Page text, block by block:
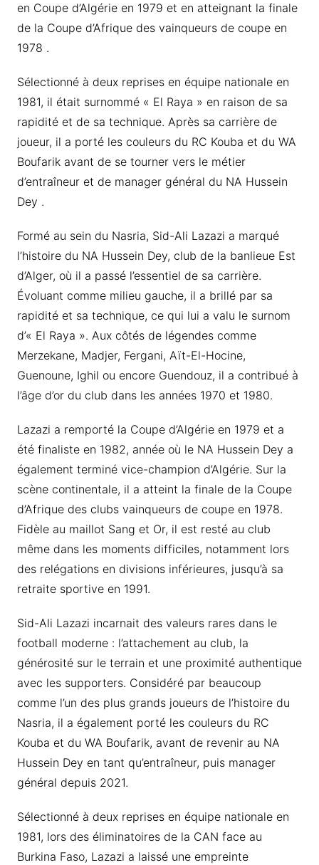
en Coupe d’Algérie en 1979 et en atteignant la finale
de la Coupe d’Afrique des vainqueurs de coupe en
1978 .
Sélectionné à deux reprises en équipe nationale en
1981, il était surnommé « El Raya » en raison de sa
rapidité et de sa technique. Après sa carrière de
joueur, il a porté les couleurs du RC Kouba et du WA
Boufarik avant de se tourner vers le métier
d’entraîneur et de manager général du NA Hussein
Dey .
Formé au sein du Nasria, Sid-Ali Lazazi a marqué
l’histoire du NA Hussein Dey, club de la banlieue Est
d’Alger, où il a passé l’essentiel de sa carrière.
Évoluant comme milieu gauche, il a brillé par sa
rapidité et sa technique, ce qui lui a valu le surnom
d’« El Raya ». Aux côtés de légendes comme
Merzekane, Madjer, Fergani, Aït-El-Hocine,
Guenoune, Ighil ou encore Guendouz, il a contribué à
l’âge d’or du club dans les années 1970 et 1980.
Lazazi a remporté la Coupe d’Algérie en 1979 et a
été finaliste en 1982, année où le NA Hussein Dey a
également terminé vice-champion d’Algérie. Sur la
scène continentale, il a atteint la finale de la Coupe
d’Afrique des clubs vainqueurs de coupe en 1978.
Fidèle au maillot Sang et Or, il est resté au club
même dans les moments difficiles, notamment lors
des relégations en divisions inférieures, jusqu’à sa
retraite sportive en 1991.
Sid-Ali Lazazi incarnait des valeurs rares dans le
football moderne : l’attachement au club, la
générosité sur le terrain et une proximité authentique
avec les supporters. Considéré par beaucoup
comme l’un des plus grands joueurs de l’histoire du
Nasria, il a également porté les couleurs du RC
Kouba et du WA Boufarik, avant de revenir au NA
Hussein Dey en tant qu’entraîneur, puis manager
général depuis 2021.
Sélectionné à deux reprises en équipe nationale en
1981, lors des éliminatoires de la CAN face au
Burkina Faso, Lazazi a laissé une empreinte